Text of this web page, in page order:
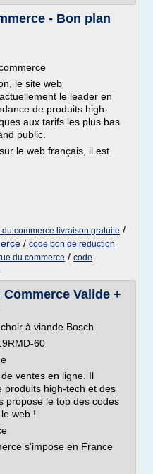
- Bon plan
le site web
le leader en
de produits high-
aux tarifs les plus bas
public.
le web français, il est
commerce livraison gratuite /
/ code bon de reduction
du commerce / code
Valide +
à viande Bosch
60
ventes en ligne. Il
produits high-tech et des
propose le top des codes
web !
s'impose en France